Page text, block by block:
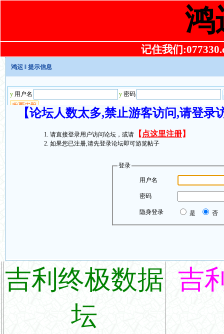
鸿
记住我们
鸿运 ‖ 提示信息
【论坛人数太多,禁止游客访问,请登
请直接登录用户访问论坛，或请 【 点这里注册】
如果您已注册,请先登录论坛即可游览帖子
登录
用户名
密码
隐身登录 是 否
吉利终极数据
坛
吉